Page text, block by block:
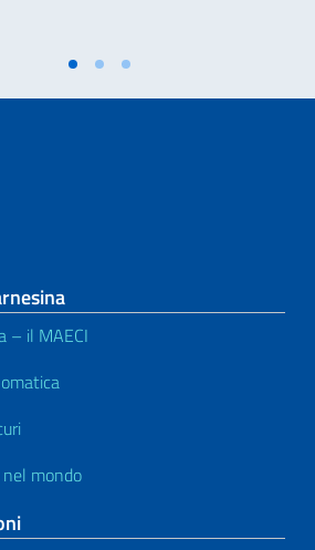
– il MAECI
mondo